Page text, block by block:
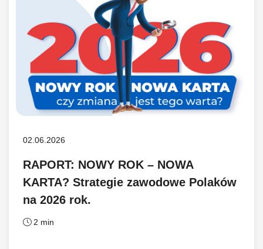
02.06.2026
RAPORT: NOWY ROK – NOWA
KARTA? Strategie zawodowe Polaków
na 2026 rok.
2 min